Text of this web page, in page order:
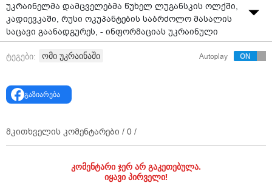
უკრაინელმა დამცველებმა წუხელ ლუგანსკის ოლქში,
კადიევკაში, რუსი ოკუპანტების საბრძოლო მასალის
საცავი გაანადგურეს, - ინფორმაციას უკრაინული
მედია ავრცელებს.
გავრცელებული ინფორმაციით, აღნიშნული საწყობი
პოპასნაია-სევეროდონეცკი-ლისიჩანსკი-ბახმუტის
მიმართულებით.
რუსების დანაკარგების შესახებ ჯერჯერობით
ოფიციალური ინფორმაცია არ ვრცელდება.
ტეგები: ომი უკრაინაში Autoplay
გაზიარება
მკითხველის კომენტარები / 0 /
კომენტარი ჯერ არ გაკეთებულა.
იყავი პირველი!